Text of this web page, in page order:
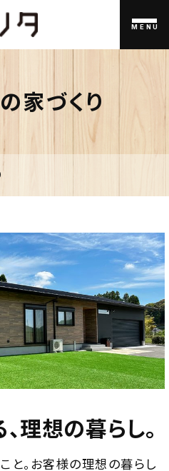
く
と
タ
」
MENU
家づくり
理想の暮らし。
と。お客様の理想の暮らし